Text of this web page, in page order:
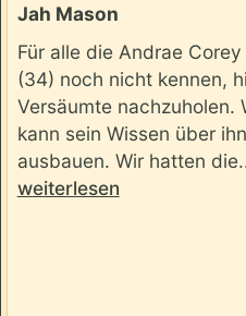
Jah Mason
Für alle die Andrae
(34) noch nicht kennen,
Versäumte nachzuholen.
kann sein Wissen über
ausbauen. Wir hatten
weiterlesen